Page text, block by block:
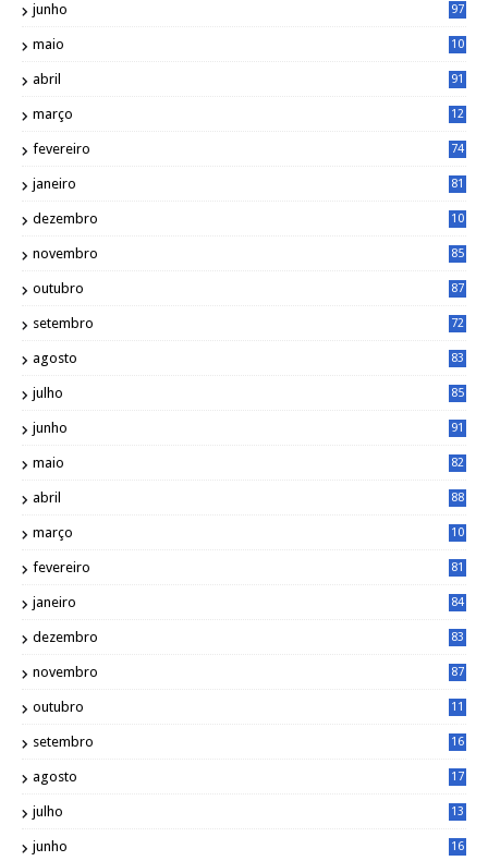
junho 97
maio
10
abril 91
março
12
fevereiro 74
janeiro 81
dezembro
10
novembro 85
outubro 87
setembro 72
agosto 83
julho 85
junho 91
maio 82
abril 88
março
10
fevereiro 81
janeiro 84
dezembro 83
novembro 87
outubro
11
setembro
16
agosto
17
julho
13
junho
16